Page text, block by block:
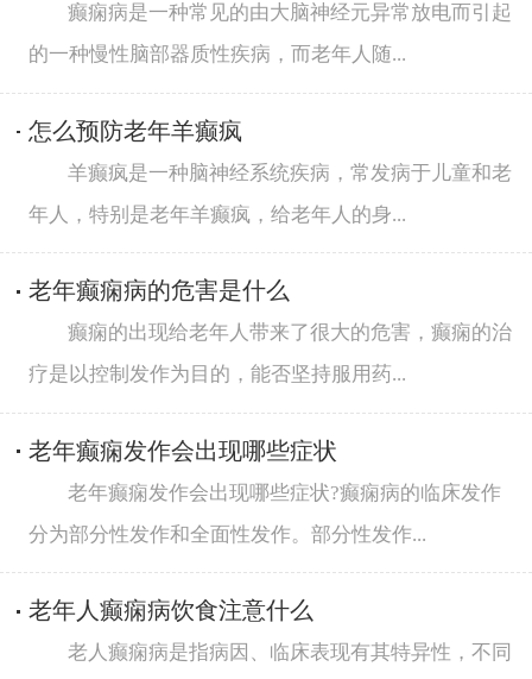
癫痫病是一种常见的由大脑神经元异常放电而引起
的一种慢性脑部器质性疾病，而老年人随...
怎么预防老年羊癫疯
羊癫疯是一种脑神经系统疾病，常发病于儿童和老
年人，特别是老年羊癫疯，给老年人的身...
老年癫痫病的危害是什么
癫痫的出现给老年人带来了很大的危害，癫痫的治
疗是以控制发作为目的，能否坚持服用药...
老年癫痫发作会出现哪些症状
老年癫痫发作会出现哪些症状?癫痫病的临床发作
分为部分性发作和全面性发作。部分性发作...
老年人癫痫病饮食注意什么
老人癫痫病是指病因、临床表现有其特异性，不同